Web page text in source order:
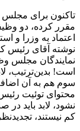
تاکنون برای
مقرر کرده، دو
اعتماد به وزرا و
نوشته آقای رئیس
نمایندگان مجلس
است! بدین‌ترتیب،
سوم هم به آن
محتوای توئیت
نشود، لابد باید
کم نیستند،